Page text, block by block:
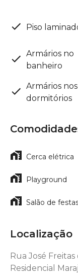
Piso
Armários no
banheiro
Armários nos
dormitórios
Cerca elétrica
Playground
Salão de
Localização
Rua José
Residencial